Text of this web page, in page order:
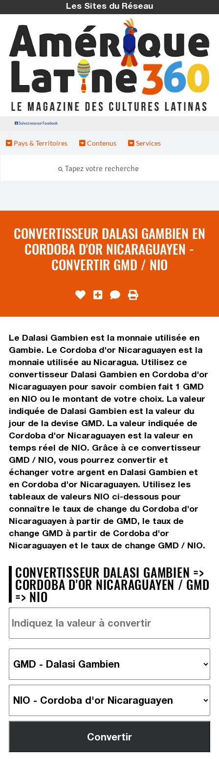
Les Sites du Réseau
Suivez nous sur Facebook
Pays & Territoires Contenus Services
CONVERTISSEUR DALASI GAMBIEN EN
CORDOBA D'OR NICARAGUAYEN -
CONVERTIR GMD / NIO
Le Dalasi Gambien est la monnaie utilisée en
Gambie. Le Cordoba d'or Nicaraguayen est la
monnaie utilisée au Nicaragua. Utilisez ce
convertisseur Dalasi Gambien en Cordoba d'or
Nicaraguayen pour savoir combien fait 1 GMD
en NIO ou le montant de votre choix. La valeur
indiquée de Dalasi Gambien est la valeur du
jour de la devise GMD. La valeur indiquée de
Cordoba d'or Nicaraguayen est la valeur en
temps réel de NIO. Grâce à ce convertisseur
GMD / NIO, vous pourrez convertir et
échanger votre argent en Dalasi Gambien et
en Cordoba d'or Nicaraguayen. Utilisez les
tableaux de valeurs NIO ci-dessous pour
connaître le taux de change du Cordoba d'or
Nicaraguayen à partir de GMD, le taux de
change GMD à partir de Cordoba d'or
Nicaraguayen et le taux de change GMD / NIO.
CONVERTISSEUR DALASI GAMBIEN =>
CORDOBA D'OR NICARAGUAYEN / GMD
=> NIO